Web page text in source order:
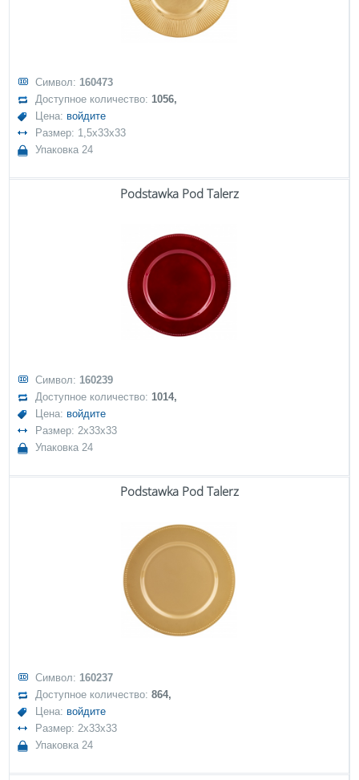
Символ: 160473
Доступное количество:1056,
Цена: войдите
Размер: 1,5x33x33
Упаковка 24
Podstawka Pod Talerz
Символ: 160239
Доступное количество:1014,
Цена: войдите
Размер: 2x33x33
Упаковка 24
Podstawka Pod Talerz
Символ: 160237
Доступное количество:864,
Цена: войдите
Размер: 2x33x33
Упаковка 24